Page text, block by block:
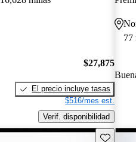
$27,875
El precio incluye tasas
$516/mes est.
Verif. disponibilidad
77
Guarda